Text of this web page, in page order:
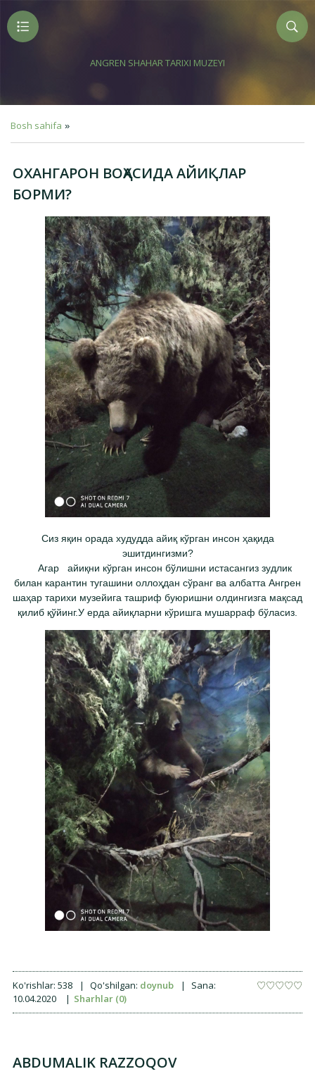
ANGREN SHAHAR TARIXI MUZEYI
Bosh sahifa »
ОХАНГАРОН ВОҲАСИДА АЙИҚЛАР
БОРМИ?
Сиз яқин орада худудда айиқ кўрган инсон ҳақида
эшитдингизми?
Агар айиқни кўрган инсон бўлишни истасангиз зудлик
билан карантин тугашини оллоҳдан сўранг ва албатта Ангрен
шаҳар тарихи музейига ташриф буюришни олдингизга мақсад
қилиб қўйинг.У ерда айиқларни кўришга мушарраф бўласиз.
Ko'rishlar: 538 | Qo'shilgan: doynub |
Sana:
10.04.2020
| Sharhlar (0)
ABDUMALIK RAZZOQOV